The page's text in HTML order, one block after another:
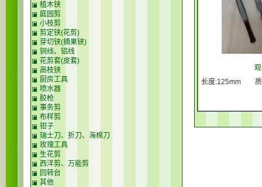
长度:125mm 质
植木铗
庭园剪
小枝剪
剪定铗(花剪)
芽切铗(摘果铗)
铜线、铝线
花剪套(皮套)
高枝铗
厨房工具
喷水器
胶枪
事务剪
布样剪
钳子
瑞士刀、折刀、海棉刀
玫瑰工具
生花剪
西洋剪、万能剪
回转台
其他